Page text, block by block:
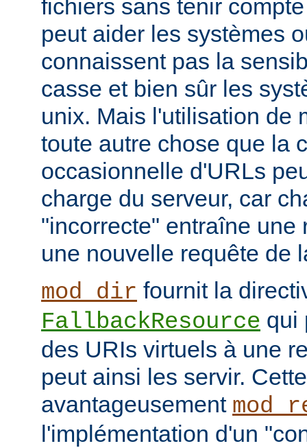
fichiers sans tenir
peut aider les systèmes
connaissent pas la
casse et bien sûr les
unix. Mais l'utilisation de
toute autre chose que la
occasionnelle d'URLs
charge du serveur, car
"incorrecte" entraîne une
une nouvelle requête de
mod_dir fournit la
FallbackResource qui
des URIs virtuels à une
peut ainsi les servir.
avantageusement
l'implémentation d'un